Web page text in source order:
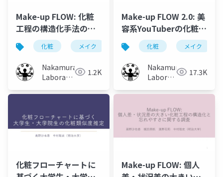
Make-up FLOW: 化粧
工程の構造化手法の提
案と工程の活用による
化粧支援手法に関する
研究
化粧 メイク 化粧工程 フローチャート
Nakamura
Laboratory
University)
1.2K
Make-up FLOW 2.0: 美
容系YouTuberの化粧フ
ローチャートの共有・
取り入れ手法
化粧 メイク
Nakamura
Laboratory
University)
17.3K
化粧フローチャートに
Make-up FLOW: 個人